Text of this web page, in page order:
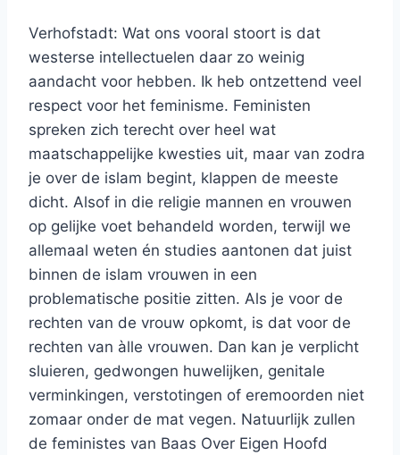
Verhofstadt: Wat ons vooral stoort is dat
westerse intellectuelen daar zo weinig
aandacht voor hebben. Ik heb ontzettend veel
respect voor het feminisme. Feministen
spreken zich terecht over heel wat
maatschappelijke kwesties uit, maar van zodra
je over de islam begint, klappen de meeste
dicht. Alsof in die religie mannen en vrouwen
op gelijke voet behandeld worden, terwijl we
allemaal weten én studies aantonen dat juist
binnen de islam vrouwen in een
problematische positie zitten. Als je voor de
rechten van de vrouw opkomt, is dat voor de
rechten van àlle vrouwen. Dan kan je verplicht
sluieren, gedwongen huwelijken, genitale
verminkingen, verstotingen of eremoorden niet
zomaar onder de mat vegen. Natuurlijk zullen
de feministes van Baas Over Eigen Hoofd